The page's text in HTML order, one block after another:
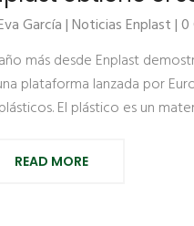
García |Noticias Enplast|
más desde Enplast
plataforma lanzada por
El plástico es un
READ MORE